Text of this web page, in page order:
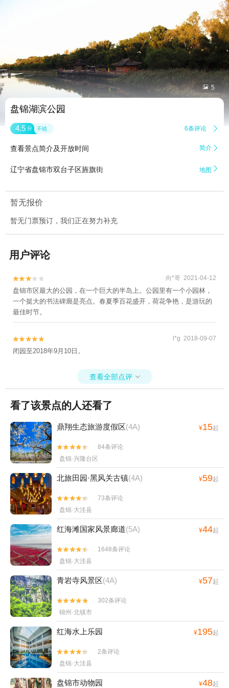
 5
盘锦湖滨公园
4.5 分 不错 6条评论 
查看景点简介及开放时间 简介 
辽宁省盘锦市双台子区旌旗街 地图 
暂无报价
暂无门票预订，我们正在努力补充
用户评论

 向*哥 2021-04-12
盘锦市区最大的公园，在一个巨大的半岛上。公园里有一个小园林，
一个挺大的书法碑廊是亮点。春夏季百花盛开，荷花争艳，是游玩的
最佳时节。

 l*g 2018-09-07
闭园至2018年9月10日。
查看全部点评 
看了该景点的人还看了
鼎翔生态旅游度假区(4A) ¥15起


84条评论
盘锦·兴隆台区
北旅田园·黑风关古镇(4A) ¥59起


73条评论
盘锦·大洼县
红海滩国家风景廊道(5A) ¥44起


1648条评论
盘锦·大洼县
青岩寺风景区(4A) ¥57起


302条评论
锦州·北镇市
红海水上乐园 ¥195起


2条评论
盘锦·大洼县
盘锦市动物园 ¥48起